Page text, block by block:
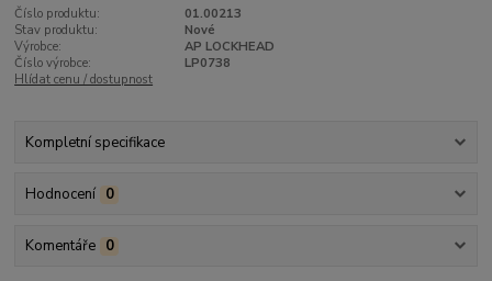
Číslo produktu:
01.00213
Stav produktu:
Nové
Výrobce:
AP LOCKHEAD
Číslo výrobce:
LP0738
Hlídat cenu / dostupnost
Kompletní specifikace
Hodnocení 0
Komentáře 0